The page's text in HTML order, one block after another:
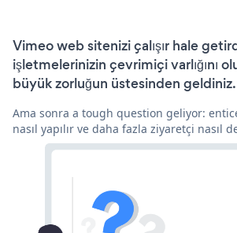
Vimeo web sitenizi çalışır hale
işletmelerinizin çevrimiçi varlığını
büyük zorluğun üstesinden
Ama sonra a tough question geliyor:
nasıl yapılır ve daha fazla ziyaretçi nasıl